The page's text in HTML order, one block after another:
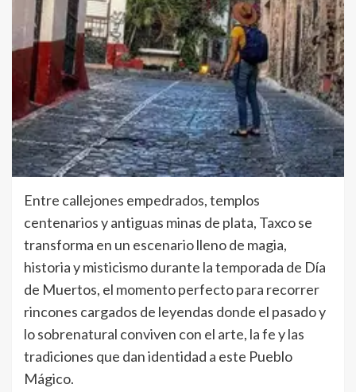
Entre callejones empedrados, templos
centenarios y antiguas minas de plata, Taxco se
transforma en un escenario lleno de magia,
historia y misticismo durante la temporada de Día
de Muertos, el momento perfecto para recorrer
rincones cargados de leyendas donde el pasado y
lo sobrenatural conviven con el arte, la fe y las
tradiciones que dan identidad a este Pueblo
Mágico.